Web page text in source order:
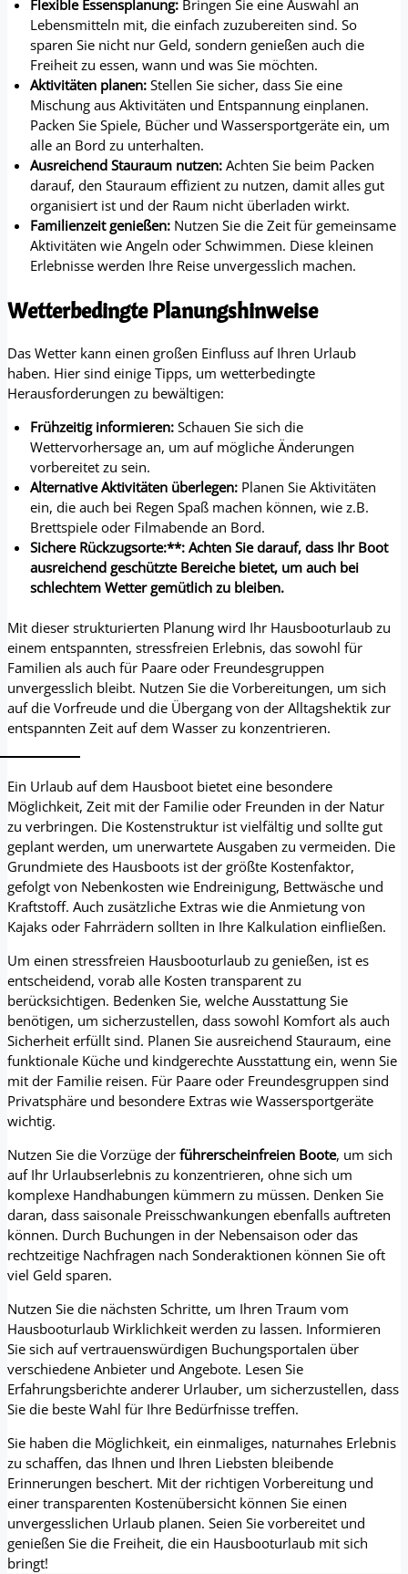
Flexible Essensplanung: Bringen Sie eine Auswahl an
Lebensmitteln mit, die einfach zuzubereiten sind. So
sparen Sie nicht nur Geld, sondern genießen auch die
Freiheit zu essen, wann und was Sie möchten.
Aktivitäten planen: Stellen Sie sicher, dass Sie eine
Mischung aus Aktivitäten und Entspannung einplanen.
Packen Sie Spiele, Bücher und Wassersportgeräte ein, um
alle an Bord zu unterhalten.
Ausreichend Stauraum nutzen: Achten Sie beim Packen
darauf, den Stauraum effizient zu nutzen, damit alles gut
organisiert ist und der Raum nicht überladen wirkt.
Familienzeit genießen: Nutzen Sie die Zeit für gemeinsame
Aktivitäten wie Angeln oder Schwimmen. Diese kleinen
Erlebnisse werden Ihre Reise unvergesslich machen.
Wetterbedingte Planungshinweise
Das Wetter kann einen großen Einfluss auf Ihren Urlaub
haben. Hier sind einige Tipps, um wetterbedingte
Herausforderungen zu bewältigen:
Frühzeitig informieren: Schauen Sie sich die
Wettervorhersage an, um auf mögliche Änderungen
vorbereitet zu sein.
Alternative Aktivitäten überlegen: Planen Sie Aktivitäten
ein, die auch bei Regen Spaß machen können, wie z.B.
Brettspiele oder Filmabende an Bord.
Sichere Rückzugsorte:**: Achten Sie darauf, dass Ihr Boot
ausreichend geschützte Bereiche bietet, um auch bei
schlechtem Wetter gemütlich zu bleiben.
Mit dieser strukturierten Planung wird Ihr Hausbooturlaub zu
einem entspannten, stressfreien Erlebnis, das sowohl für
Familien als auch für Paare oder Freundesgruppen
unvergesslich bleibt. Nutzen Sie die Vorbereitungen, um sich
auf die Vorfreude und die Übergang von der Alltagshektik zur
entspannten Zeit auf dem Wasser zu konzentrieren.
Ein Urlaub auf dem Hausboot bietet eine besondere
Möglichkeit, Zeit mit der Familie oder Freunden in der Natur
zu verbringen. Die Kostenstruktur ist vielfältig und sollte gut
geplant werden, um unerwartete Ausgaben zu vermeiden. Die
Grundmiete des Hausboots ist der größte Kostenfaktor,
gefolgt von Nebenkosten wie Endreinigung, Bettwäsche und
Kraftstoff. Auch zusätzliche Extras wie die Anmietung von
Kajaks oder Fahrrädern sollten in Ihre Kalkulation einfließen.
Um einen stressfreien Hausbooturlaub zu genießen, ist es
entscheidend, vorab alle Kosten transparent zu
berücksichtigen. Bedenken Sie, welche Ausstattung Sie
benötigen, um sicherzustellen, dass sowohl Komfort als auch
Sicherheit erfüllt sind. Planen Sie ausreichend Stauraum, eine
funktionale Küche und kindgerechte Ausstattung ein, wenn Sie
mit der Familie reisen. Für Paare oder Freundesgruppen sind
Privatsphäre und besondere Extras wie Wassersportgeräte
wichtig.
Nutzen Sie die Vorzüge derführerscheinfreien Boote, um sich
auf Ihr Urlaubserlebnis zu konzentrieren, ohne sich um
komplexe Handhabungen kümmern zu müssen. Denken Sie
daran, dass saisonale Preisschwankungen ebenfalls auftreten
können. Durch Buchungen in der Nebensaison oder das
rechtzeitige Nachfragen nach Sonderaktionen können Sie oft
viel Geld sparen.
Nutzen Sie die nächsten Schritte, um Ihren Traum vom
Hausbooturlaub Wirklichkeit werden zu lassen. Informieren
Sie sich auf vertrauenswürdigen Buchungsportalen über
verschiedene Anbieter und Angebote. Lesen Sie
Erfahrungsberichte anderer Urlauber, um sicherzustellen, dass
Sie die beste Wahl für Ihre Bedürfnisse treffen.
Sie haben die Möglichkeit, ein einmaliges, naturnahes Erlebnis
zu schaffen, das Ihnen und Ihren Liebsten bleibende
Erinnerungen beschert. Mit der richtigen Vorbereitung und
einer transparenten Kostenübersicht können Sie einen
unvergesslichen Urlaub planen. Seien Sie vorbereitet und
genießen Sie die Freiheit, die ein Hausbooturlaub mit sich
bringt!